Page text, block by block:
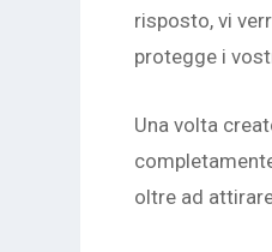
risposto, vi
protegge i
Una volta
oltre ad